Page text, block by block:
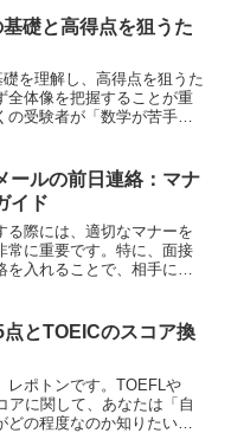
ではないでしょうか？そこ
練...
礎と高得点を狙うた
を理解し、高得点を狙うた
全体像を把握することが重
の受験者が「数学が苦手」
とその重要性について、分
説し...
ールの前日連絡：マナ
イド
る際には、適切なマナーを
常に重要です。特に、面接
を入れることで、相手に対
たその理由や注意点につい
していきます...
とTOEICのスコア換
レポトンです。TOEFLや
アに関して、あなたは「自
どの程度なのか知りたい」